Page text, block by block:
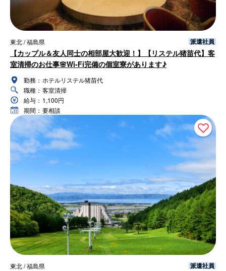
東北 / 福島県 派遣社員
【カップル＆友人同士の相部屋大歓迎！】【リステル猪苗代】客
室清掃のお仕事🌸Wi-Fi完備の個室寮があります♪
勤務： ホテルリステル猪苗代
職種： 客室清掃
給与： 1,100円
期間： 要相談
東北 / 福島県 派遣社員